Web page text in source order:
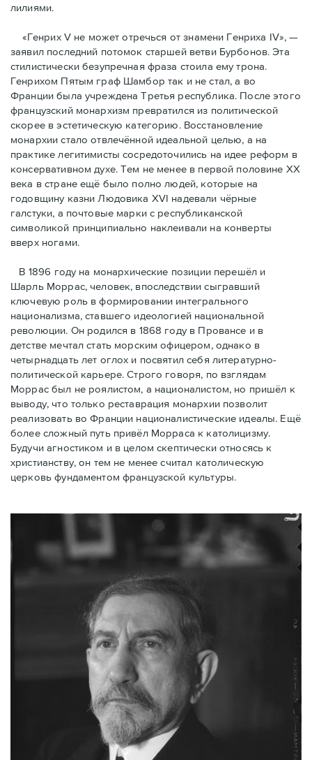
лилиями.
«Генрих V не может отречься от знамени Генриха IV», —
заявил последний потомок старшей ветви Бурбонов. Эта
стилистически безупречная фраза стоила ему трона.
Генрихом Пятым граф Шамбор так и не стал, а во
Франции была учреждена Третья республика. После этого
французский монархизм превратился из политической
скорее в эстетическую категорию. Восстановление
монархии стало отвлечённой идеальной целью, а на
практике легитимисты сосредоточились на идее реформ в
консервативном духе. Тем не менее в первой половине ХХ
века в стране ещё было полно людей, которые на
годовщину казни Людовика XVI надевали чёрные
галстуки, а почтовые марки с республиканской
символикой принципиально наклеивали на конверты
вверх ногами.
В 1896 году на монархические позиции перешёл и
Шарль Моррас, человек, впоследствии сыгравший
ключевую роль в формировании интегрального
национализма, ставшего идеологией национальной
революции. Он родился в 1868 году в Провансе и в
детстве мечтал стать морским офицером, однако в
четырнадцать лет оглох и посвятил себя литературно-
политической карьере. Строго говоря, по взглядам
Моррас был не роялистом, а националистом, но пришёл к
выводу, что только реставрация монархии позволит
реализовать во Франции националистические идеалы. Ещё
более сложный путь привёл Морраса к католицизму.
Будучи агностиком и в целом скептически относясь к
христианству, он тем не менее считал католическую
церковь фундаментом французской культуры.